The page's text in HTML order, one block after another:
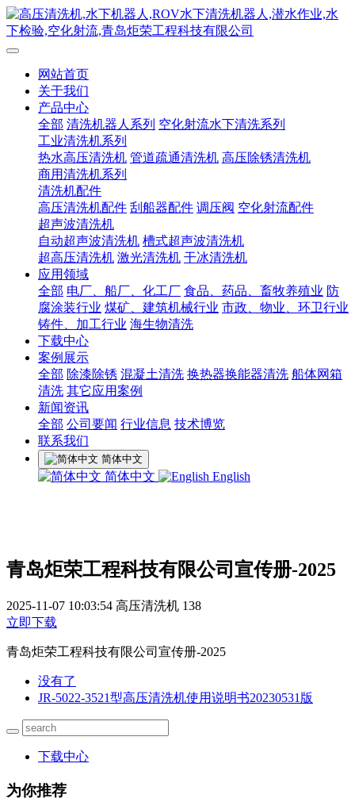
网站首页
关于我们
产品中心
全部 清洗机器人系列 空化射流水下清洗系列
工业清洗机系列
热水高压清洗机 管道疏通清洗机 高压除锈清洗机
商用清洗机系列
清洗机配件
高压清洗机配件 刮船器配件 调压阀 空化射流配件
超声波清洗机
自动超声波清洗机 槽式超声波清洗机
超高压清洗机 激光清洗机 干冰清洗机
应用领域
全部 电厂、船厂、化工厂 食品、药品、畜牧养殖业 防
腐涂装行业 煤矿、建筑机械行业 市政、物业、环卫行业
铸件、加工行业 海生物清洗
下载中心
案例展示
全部 除漆除锈 混凝土清洗 换热器换能器清洗 船体网箱
清洗 其它应用案例
新闻资讯
全部 公司要闻 行业信息 技术博览
联系我们
简体中文
简体中文 English
青岛炬荣工程科技有限公司宣传册-2025
2025-11-07 10:03:54 高压清洗机 138
立即下载
青岛炬荣工程科技有限公司宣传册-2025
没有了
JR-5022-3521型高压清洗机使用说明书20230531版
下载中心
为你推荐